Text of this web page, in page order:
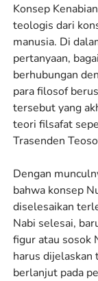
Konsep
teologis dari
manusia. Di
pertanyaan,
berhubungan
para filosof
tersebut yang
teori filsafat
Trasenden
Dengan
bahwa konsep
diselesaikan
Nabi selesai,
figur atau sosok
harus dijelaskan
berlanjut pada